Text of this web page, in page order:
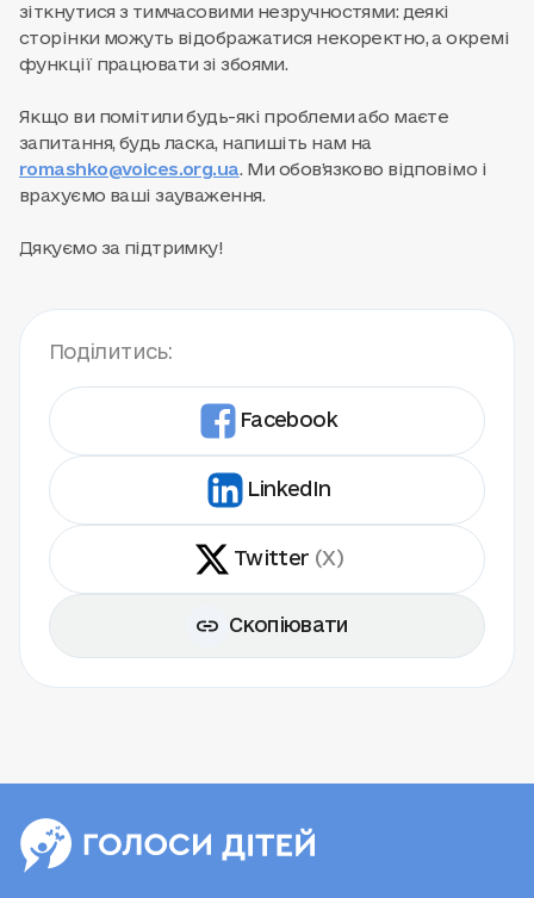
зіткнутися з тимчасовими незручностями: деякі
сторінки можуть відображатися некоректно, а окремі
функції працювати зі збоями.
Якщо ви помітили будь-які проблеми або маєте
запитання, будь ласка, напишіть нам на
romashko@voices.org.ua. Ми обов’язково відповімо і
врахуємо ваші зауваження.
Дякуємо за підтримку!
Поділитись:
Facebook
LinkedIn
Twitter (X)
Скопіювати